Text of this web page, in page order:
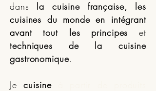
dans la cuisine française, les
cuisines du mondeen intégrant
avant tout les principeset
techniques de la cuisine
gastronomique.
Jecuisineà partir de produits